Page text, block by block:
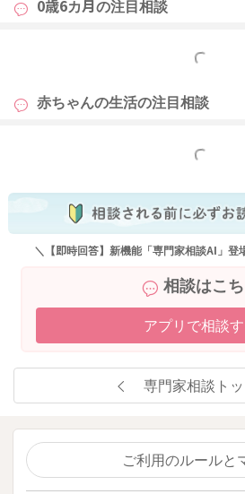
0歳6カ月の注目相談
もっと見る
赤ちゃんの生活の注目相談
もっと見る
＼【即時回答】新機能「専門家相談AI」登
相談はこ
アプリで相談
専門家相談ト
ご利用のルールと